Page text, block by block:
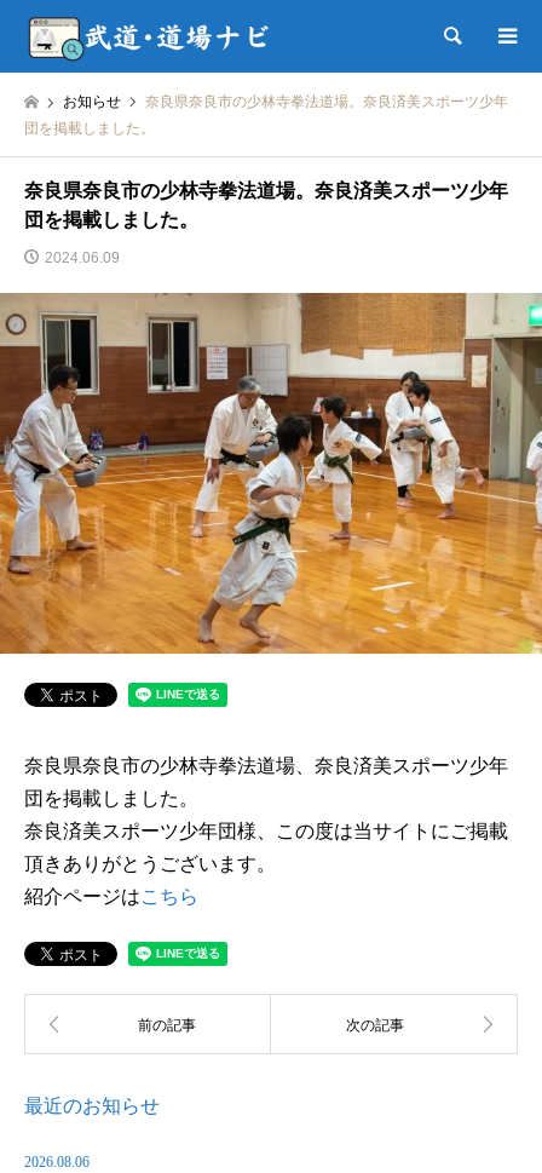
検索
お知らせ
奈良県奈良市の少林寺拳法道場。奈良済美スポーツ少年
団を掲載しました。
奈良県奈良市の少林寺拳法道場。奈良済美スポーツ少年
団を掲載しました。
2024.06.09
奈良県奈良市の少林寺拳法道場、奈良済美スポーツ少年
団を掲載しました。
奈良済美スポーツ少年団様、この度は当サイトにご掲載
頂きありがとうございます。
紹介ページはこちら
最近のお知らせ
2026.08.06